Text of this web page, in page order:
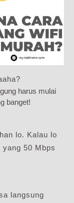
harus mulai
banget!
lo. Kalau lo
50 Mbps
langsung